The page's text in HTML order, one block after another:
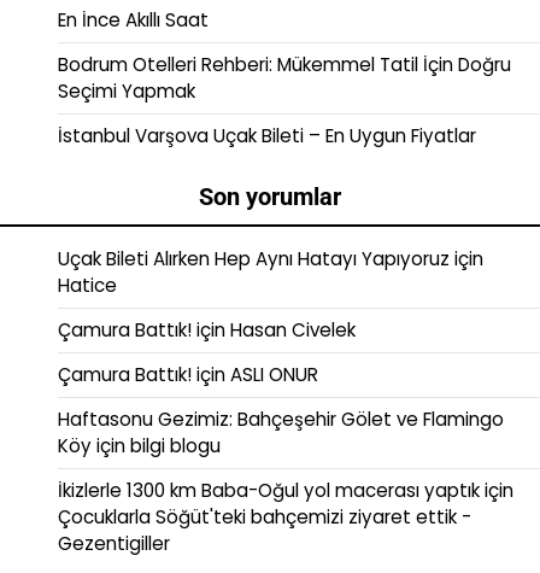
En İnce Akıllı Saat
Bodrum Otelleri Rehberi: Mükemmel Tatil İçin Doğru
Seçimi Yapmak
İstanbul Varşova Uçak Bileti – En Uygun Fiyatlar
Son yorumlar
Uçak Bileti Alırken Hep Aynı Hatayı Yapıyoruz için
Hatice
Çamura Battık!içinHasan Civelek
Çamura Battık!içinASLI ONUR
Haftasonu Gezimiz: Bahçeşehir Gölet ve Flamingo
Köyiçinbilgi blogu
İkizlerle 1300 km Baba-Oğul yol macerası yaptıkiçin
Çocuklarla Söğüt'teki bahçemizi ziyaret ettik -
Gezentigiller